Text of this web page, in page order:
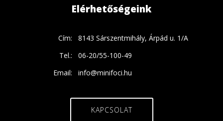
Elérhetőségeink
Cím:
8143 Sárszentmihály, Árpád u. 1/A
Tel.:
06-20/55-100-49
Email:
info@minifoci.hu
KAPCSOLAT